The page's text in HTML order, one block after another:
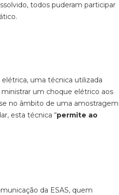
todos puderam participar
uma técnica utilizada
um choque elétrico aos
no âmbito de uma amostragem
esta técnica “permite ao
da ESAS, quem